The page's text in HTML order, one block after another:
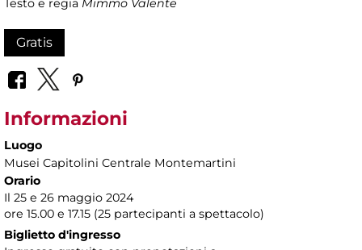
Testo e regia Mimmo Valente
Gratis
Informazioni
Luogo
Musei Capitolini Centrale Montemartini
Orario
Il 25 e 26 maggio 2024
ore 15.00 e 17.15 (25 partecipanti a spettacolo)
Biglietto d'ingresso